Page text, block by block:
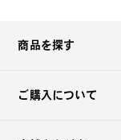
商品を探す
ご購入について